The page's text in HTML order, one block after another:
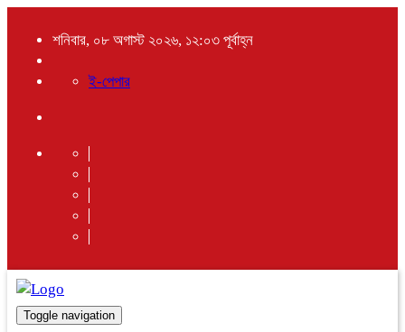
শনিবার, ০৮ অগাস্ট ২০২৬, ১২:০৩ পূর্বাহ্ন
ই-পেপার
Toggle navigation